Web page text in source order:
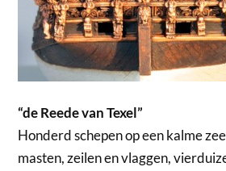
“de Reede van Texel”
Honderd schepen op een kalme
masten, zeilen en vlaggen,